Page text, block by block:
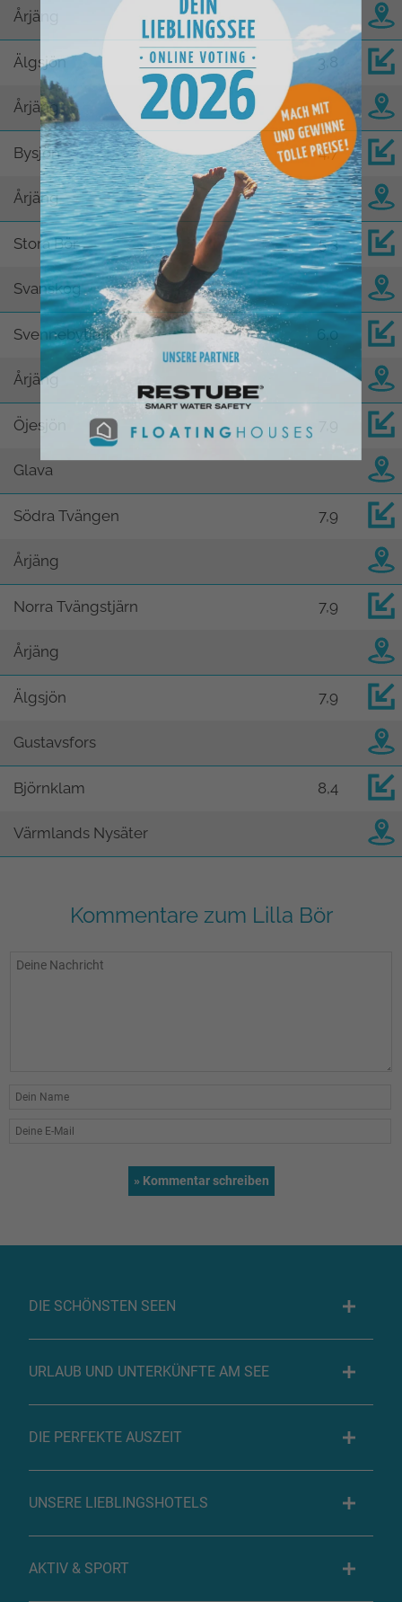
Årjäng
Älgsjön 3,8
Årjäng
Bysjön 4,7
Årjäng
Stora Bör 5,3
Svanskog
Svennebytjärn 6,0
Årjäng
Öjesjön
Glava
Södra Tvängen 7,9
Årjäng
Norra Tvängstjärn 7,9
Årjäng
Älgsjön 7,9
Gustavsfors
Björnklam 8,4
Värmlands Nysäter
Kommentare zum Lilla Bör
DIE SCHÖNSTEN SEEN
URLAUB UND UNTERKÜNFTE AM SEE
DIE PERFEKTE AUSZEIT
UNSERE LIEBLINGSHOTELS
AKTIV & SPORT